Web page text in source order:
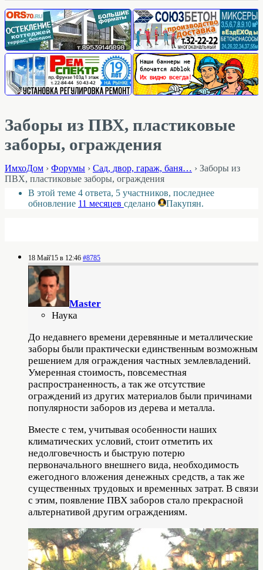
Заборы из ПВХ, пластиковые
заборы, ограждения
ИмхоДом › Форумы › Cад, двор, гараж, баня… › Заборы из
ПВХ, пластиковые заборы, ограждения
В этой теме 4 ответа, 5 участников, последнее
обновление 11 месяцев сделано Пакупян.
18 Май'15 в 12:46 #8785
Master
Наука
До недавнего времени деревянные и металлические
заборы были практически единственным возможным
решением для ограждения частных землевладений.
Умеренная стоимость, повсеместная
распространенность, а так же отсутствие
ограждений из других материалов были причинами
популярности заборов из дерева и металла.
Вместе с тем, учитывая особенности наших
климатических условий, стоит отметить их
недолговечность и быструю потерю
первоначального внешнего вида, необходимость
ежегодного вложения денежных средств, а так же
существенных трудовых и временных затрат. В связи
с этим, появление ПВХ заборов стало прекрасной
альтернативой другим ограждениям.